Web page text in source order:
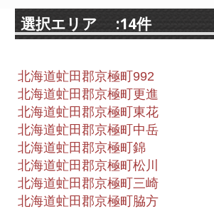
選択エリア :14件
北海道虻田郡京極町992
北海道虻田郡京極町更進
北海道虻田郡京極町東花
北海道虻田郡京極町中岳
北海道虻田郡京極町錦
北海道虻田郡京極町松川
北海道虻田郡京極町三崎
北海道虻田郡京極町脇方